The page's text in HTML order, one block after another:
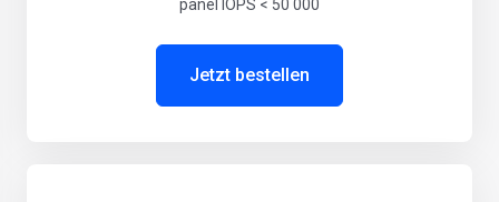
panel IOPS < 50 000
Jetzt bestellen